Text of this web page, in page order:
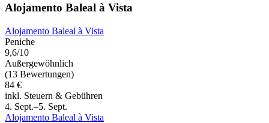
Alojamento Baleal à Vista
Alojamento Baleal à Vista
Peniche
9,6/10
Außergewöhnlich
(13 Bewertungen)
84 €
inkl. Steuern & Gebühren
4. Sept.–5. Sept.
Alojamento Baleal à Vista